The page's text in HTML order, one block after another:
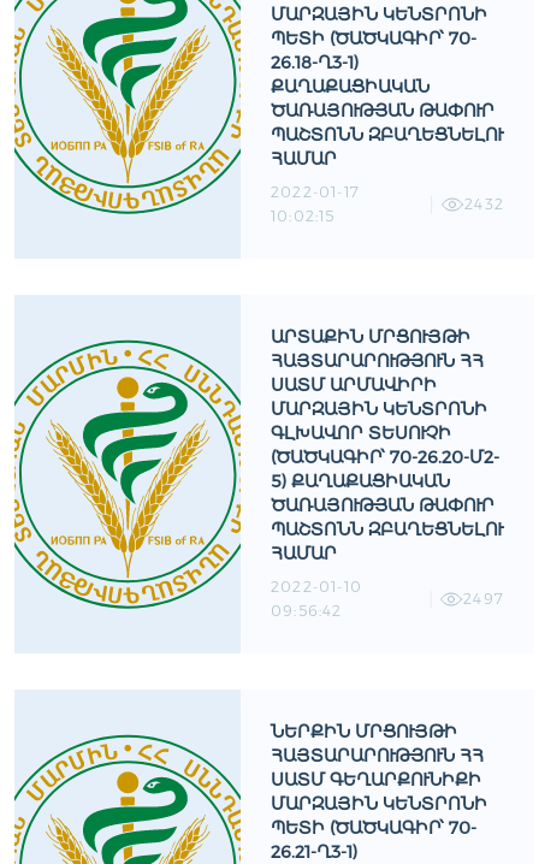
ՄԱՐԶԱՅԻՆ ԿԵՆՏՐՈՆԻ
ՊԵՏԻ (ԾԱԾԿԱԳԻՐ՝ 70-
26.18-Ղ3-1)
ՔԱՂԱՔԱՑԻԱԿԱՆ
ԾԱՌԱՅՈՒԹՅԱՆ ԹԱՓՈՒՐ
ՊԱՇՏՈՆՆ ԶԲԱՂԵՑՆԵԼՈՒ
ՀԱՄԱՐ
2022-01-17
10:02:15
2432
ԱՐՏԱՔԻՆ ՄՐՑՈՒՅԹԻ
ՀԱՅՏԱՐԱՐՈՒԹՅՈՒՆ ՀՀ
ՍԱՏՄ ԱՐՄԱՎԻՐԻ
ՄԱՐԶԱՅԻՆ ԿԵՆՏՐՈՆԻ
ԳԼԽԱՎՈՐ ՏԵՍՈՒՉԻ
(ԾԱԾԿԱԳԻՐ՝ 70-26.20-Մ2-
5) ՔԱՂԱՔԱՑԻԱԿԱՆ
ԾԱՌԱՅՈՒԹՅԱՆ ԹԱՓՈՒՐ
ՊԱՇՏՈՆՆ ԶԲԱՂԵՑՆԵԼՈՒ
ՀԱՄԱՐ
2022-01-10
09:56:42
2497
ՆԵՐՔԻՆ ՄՐՑՈՒՅԹԻ
ՀԱՅՏԱՐԱՐՈՒԹՅՈՒՆ ՀՀ
ՍԱՏՄ ԳԵՂԱՐՔՈՒՆԻՔԻ
ՄԱՐԶԱՅԻՆ ԿԵՆՏՐՈՆԻ
ՊԵՏԻ (ԾԱԾԿԱԳԻՐ՝ 70-
26.21-Ղ3-1)